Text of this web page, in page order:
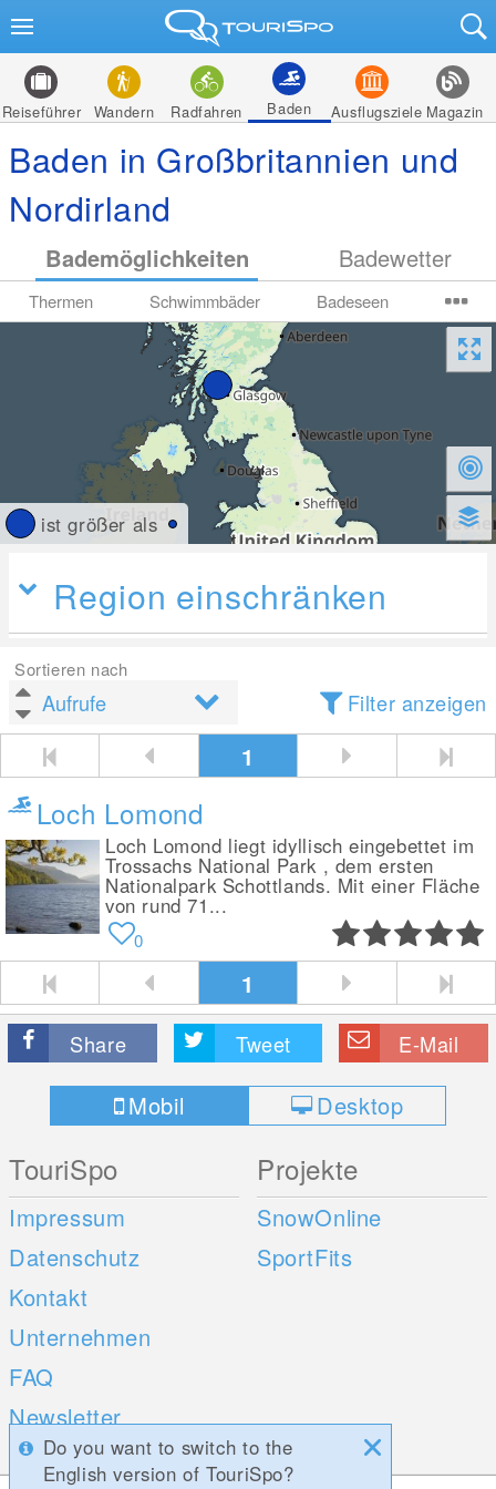
Reiseführer Wandern Radfahren Baden Ausflugsziele Magazin
Baden in Großbritannien und
Nordirland
Bademöglichkeiten Badewetter
Thermen Schwimmbäder Badeseen
ist größer als
Region einschränken
Sortieren nach
Filter anzeigen
1
Loch Lomond
Loch Lomond liegt idyllisch eingebettet im
Trossachs National Park , dem ersten
Nationalpark Schottlands. Mit einer Fläche
von rund 71...
0
1
Share Tweet E-Mail
Mobil Desktop
TouriSpo
Impressum
Datenschutz
Kontakt
Unternehmen
FAQ
Newsletter
Umfragen
Projekte
SnowOnline
SportFits
Do you want to switch to the
English version of TouriSpo?